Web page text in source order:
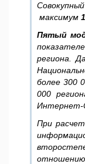
максимум
Пятый
региона.
более 300
000
Интернет-
При